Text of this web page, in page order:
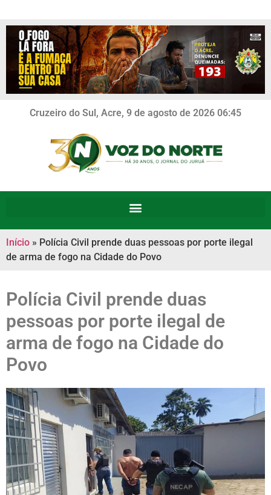
Cruzeiro do Sul, Acre, 9 de agosto de 2026 06:45
Início » Polícia Civil prende duas pessoas por porte ilegal
de arma de fogo na Cidade do Povo
Polícia Civil prende duas
pessoas por porte ilegal de
arma de fogo na Cidade do
Povo